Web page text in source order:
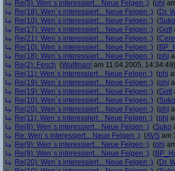
Re(5): Wen´s interessiert... Neue Felgen ;) (phj
Re(18): Wen´s interessiert... Neue Felgen ;) (Dr.
Re(10): Wen´s interessiert... Neue Felgen ;) (Suko
Re(17): Wen´s interessiert... Neue Felgen ;) (Gott
Re(21): Wen´s interessiert... Neue Felgen ;) (
Re(10): Wen´s interessiert... Neue Felgen ;) (
Re(18): Wen´s interessiert... Neue Felgen ;) (phj
Re(2): Fesch (Wulfman! am 11.04.2005, 14:34:49)
Re(11): Wen´s interessiert... Neue Felgen ;) (phj
Re(19): Wen´s interessiert... Neue Felgen ;) (phj
Re(19): Wen´s interessiert... Neue Felgen ;) (Gott
Re(10): Wen´s interessiert... Neue Felgen ;) (Suko
Re(20): Wen´s interessiert... Neue Felgen ;) (phj
Re(11): Wen´s interessiert... Neue Felgen ;) (phj
Re(8): Wen´s interessiert... Neue Felgen ;) (Suko
Re: Wen´s interessiert... Neue Felgen ;) (AVS am
Re(9): Wen´s interessiert... Neue Felgen ;) (phj
Re(9): Wen´s interessiert... Neue Felgen ;) (
Re(20): Wen´s interessiert... Neue Felgen ;) (Dr.